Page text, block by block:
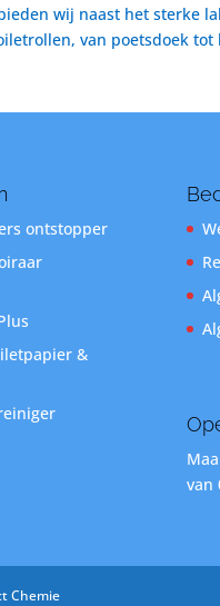
wij naast het sterke
van poetsdoek
ontstopper
&
van
Chemie